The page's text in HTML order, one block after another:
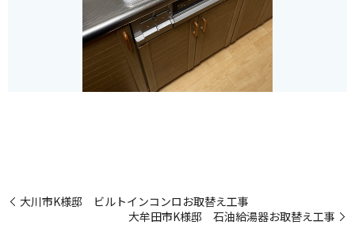
大川市K様邸 ビルトインコンロお取替え工事
大牟田市K様邸 石油給湯器お取替え工事